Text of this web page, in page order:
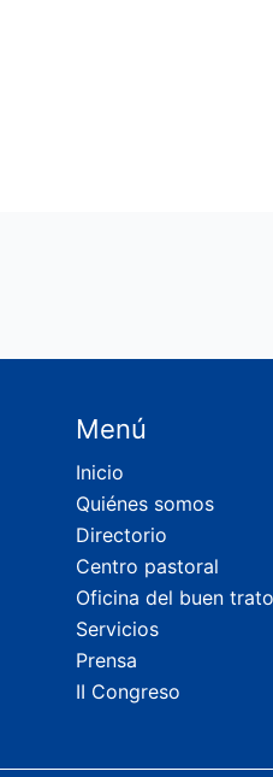
Menú
Inicio
Quiénes somos
Directorio
Centro pastoral
Oficina del buen trato
Servicios
Prensa
II Congreso